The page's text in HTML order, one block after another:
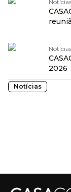
Notícias
Notícias
2026
Notícias